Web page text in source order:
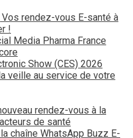
Vos rendez-vous E-santé à
!
Media Pharma France
Show (CES) 2026
veille au service de votre
rendez-vous à la
de santé
chaîne WhatsApp Buzz E-